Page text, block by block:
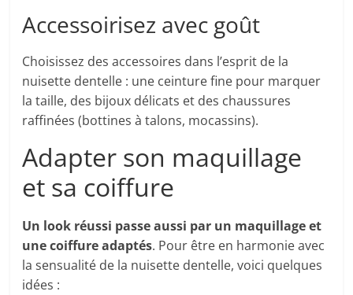
Accessoirisez avec goût
Choisissez des accessoires dans l’esprit de la
nuisette dentelle : une ceinture fine pour marquer
la taille, des bijoux délicats et des chaussures
raffinées (bottines à talons, mocassins).
Adapter son maquillage
et sa coiffure
Un look réussi passe aussi par un maquillage et
une coiffure adaptés. Pour être en harmonie avec
la sensualité de la nuisette dentelle, voici quelques
idées :